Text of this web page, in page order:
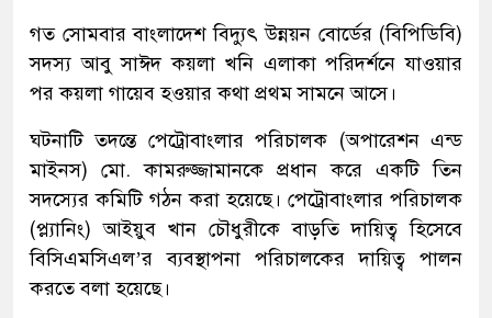
গত সোমবার বাংলাদেশ বিদ্যুৎ উন্নয়ন বোর্ডের (বিপিডিবি)
সদস্য আবু সাঈদ কয়লা খনি এলাকা পরিদর্শনে যাওয়ার
পর কয়লা গায়েব হওয়ার কথা প্রথম সামনে আসে।
ঘটনাটি তদন্তে পেট্রোবাংলার পরিচালক (অপারেশন এন্ড
মাইনস) মো. কামরুজ্জামানকে প্রধান করে একটি তিন
সদস্যের কমিটি গঠন করা হয়েছে। পেট্রোবাংলার পরিচালক
(প্ল্যানিং) আইয়ুব খান চৌধুরীকে বাড়তি দায়িত্ব হিসেবে
বিসিএমসিএল’র ব্যবস্থাপনা পরিচালকের দায়িত্ব পালন
করতে বলা হয়েছে।